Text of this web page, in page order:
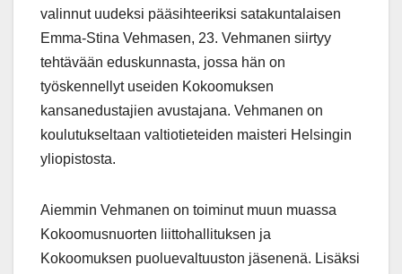
valinnut uudeksi pääsihteeriksi satakuntalaisen
Emma-Stina Vehmasen, 23. Vehmanen siirtyy
tehtävään eduskunnasta, jossa hän on
työskennellyt useiden Kokoomuksen
kansanedustajien avustajana. Vehmanen on
koulutukseltaan valtiotieteiden maisteri Helsingin
yliopistosta.
Aiemmin Vehmanen on toiminut muun muassa
Kokoomusnuorten liittohallituksen ja
Kokoomuksen puoluevaltuuston jäsenenä. Lisäksi